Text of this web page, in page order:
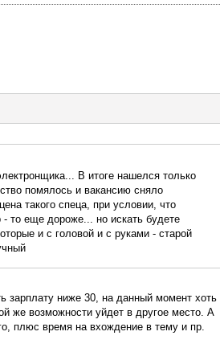
В итоге нашелся только
помялось и вакансию сняло
такого спеца, при условии, что
то еще дороже... но искать будете
и с головой и с руками - старой
зарплату ниже 30, на данный момент хоть
же возможности уйдет в другое место. А
плюс время на вхождение в тему и пр.